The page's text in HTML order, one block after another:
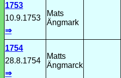
1753
10.9.1753
⇒
Mats
Ängmark
1754
28.8.1754
⇒
Matts
Ängmarck